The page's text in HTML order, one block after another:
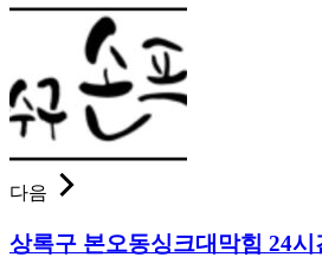
다음
상록구 본오동싱크대막힘 24